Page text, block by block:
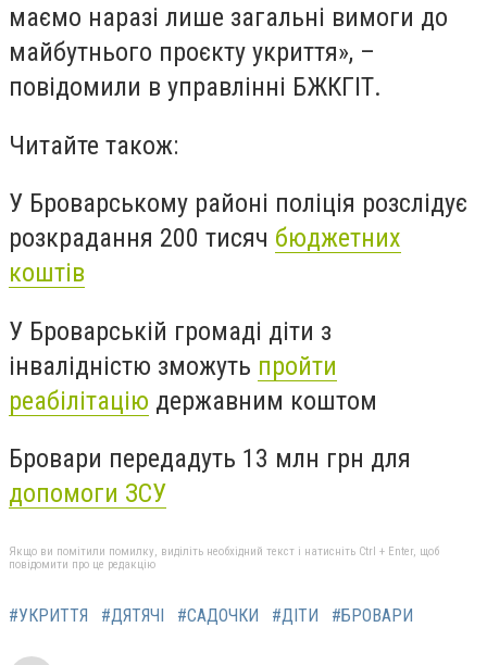
маємо наразі лише загальні вимоги до
майбутнього проєкту укриття», –
повідомили в управлінні БЖКГІТ.
Читайте також:
У Броварському районі поліція розслідує
розкрадання 200 тисяч бюджетних
коштів
У Броварській громаді діти з
інвалідністю зможуть пройти
реабілітацію державним коштом
Бровари передадуть 13 млн грн для
допомоги ЗСУ
Якщо ви помітили помилку, виділіть необхідний текст і натисніть Ctrl + Enter, щоб
повідомити про це редакцію
#УКРИТТЯ #ДЯТЯЧІ #САДОЧКИ #ДІТИ #БРОВАРИ